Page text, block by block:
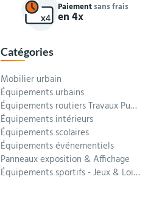
Paiementsans frais
en 4x
Catégories
Mobilier urbain
Équipements urbains
Équipements routiers Travaux Publics
Équipements intérieurs
Équipements scolaires
Équipements événementiels
Panneaux exposition & Affichage
Équipements sportifs - Jeux & Loisirs